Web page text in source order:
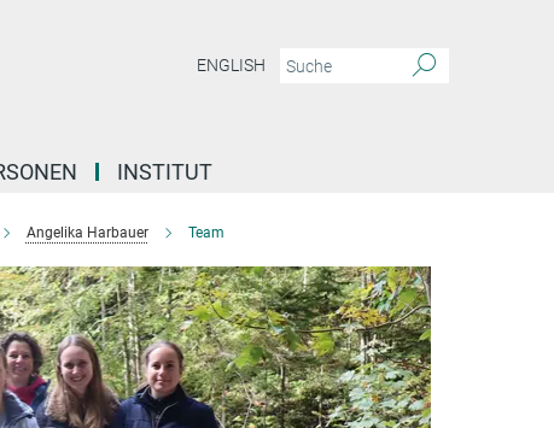
ENGLISH
INSTITUT
Angelika Harbauer Team